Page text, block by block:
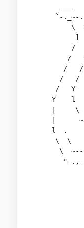
`-._~-
\
]
/
/
/
/   /
/   Y
Y    l
|     \
|
l  .
\  \
\
"-